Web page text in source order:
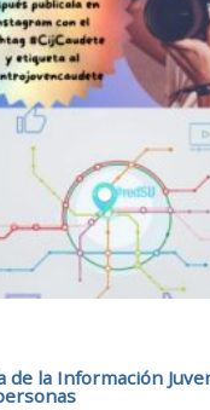
de la Información